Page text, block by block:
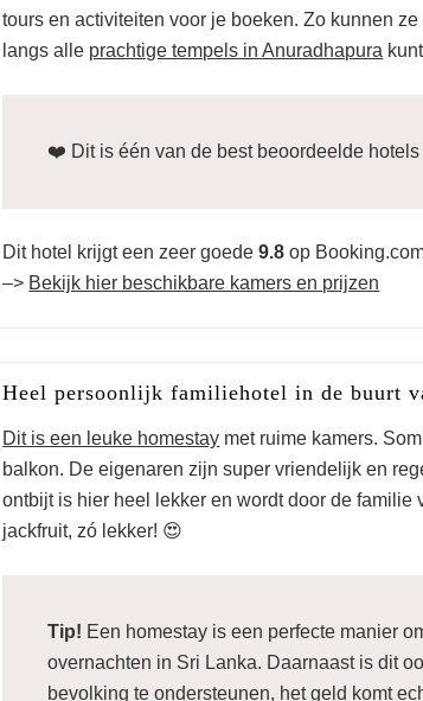
tours en activiteiten voor je boeken. Zo kunnen
langs alle prachtige tempels in Anuradhapura
❤️ Dit is één van de best beoordeelde hotels
Dit hotel krijgt een zeer goede 9.8op
–> Bekijk hier beschikbare kamers en prijzen
Heel persoonlijk familiehotel in de buurt
Dit is een leuke homestay met ruime kamers.
balkon. De eigenaren zijn super vriendelijk en
ontbijt is hier heel lekker en wordt door de familie
jackfruit, zó lekker! 😍
Tip! Een homestay is een perfecte manier
overnachten in Sri Lanka. Daarnaast is dit
bevolking te ondersteunen, het geld komt